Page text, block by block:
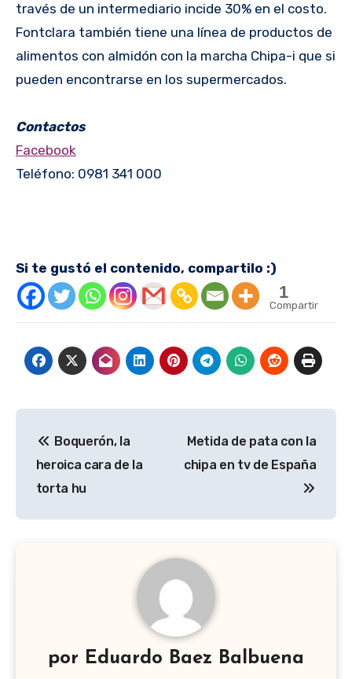
través de un intermediario incide 30% en el costo.
Fontclara también tiene una línea de productos de
alimentos con almidón con la marcha Chipa-i que si
pueden encontrarse en los supermercados.
Contactos
Facebook
Teléfono: 0981 341 000
Si te gustó el contenido, compartilo :)
1
Compartir
de
entradas
Boquerón, la
heroica cara de la
torta hu
Metida de pata con la
chipa en tv de España
por Eduardo Baez Balbuena